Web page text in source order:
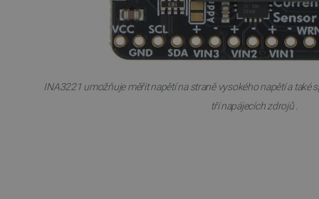
INA3221 umožňujeměřit napětí na straně vysokého napětí a
tří napájecích zdrojů
NEZBYTNĚ
FUNKČNÍ
Nezbytně nutné soubory